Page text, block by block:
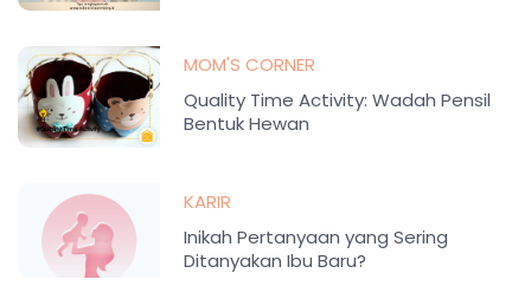
MOM'S CORNER
Quality Time Activity: Wadah Pensil
Bentuk Hewan
KARIR
Inikah Pertanyaan yang Sering
Ditanyakan Ibu Baru?